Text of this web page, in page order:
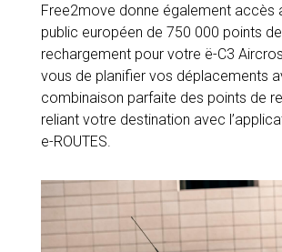
Free2move donne également accès
public européen de 750 000 points de
rechargement pour votre ë-C3
vous de planifier vos déplacements
combinaison parfaite des points de
reliant votre destination avec
e-ROUTES.